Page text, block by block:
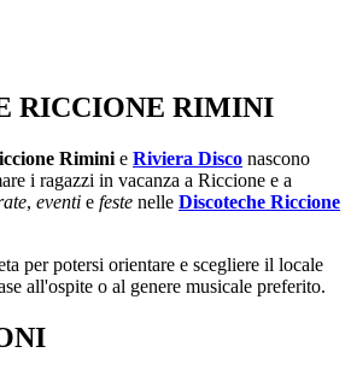
RICCIONE RIMINI
Rimini e Riviera Disco nascono
i ragazzi in vacanza a Riccione e a
, eventi e feste nelle Discoteche Riccione
per potersi orientare e scegliere il locale
all'ospite o al genere musicale preferito.